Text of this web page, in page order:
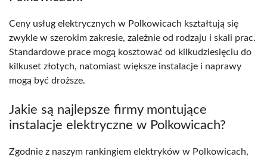
Ceny usług elektrycznych w Polkowicach kształtują się
zwykle w szerokim zakresie, zależnie od rodzaju i skali prac.
Standardowe prace mogą kosztować od kilkudziesięciu do
kilkuset złotych, natomiast większe instalacje i naprawy
mogą być droższe.
Jakie są najlepsze firmy montujące
instalacje elektryczne w Polkowicach?
Zgodnie z naszym rankingiem elektryków w Polkowicach,